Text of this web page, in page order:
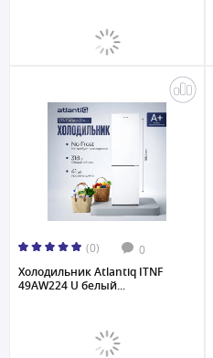
(0) 0
Холодильник Atlantiq ITNF
49AW224 U белый...